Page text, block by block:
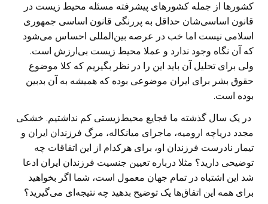
کشورها از جمله کشورهای پیشرفته مسئله محیط زیست در
قانون اساسی‌شان حداقل به پررنگی قانون اساسی جمهوری
اسلامی نیست اما خب در عرصه بین‌المللی احساس می‌شود
که آن نگاه وجود ندارد و عملا محیط زیست بی‌ارزش است.
ولی برای تحلیل آن باید این را در نظر بگیریم که کلا موضوع
حقوق بشر برای ایران موضوعی بوده که همیشه به آن بدبین
بوده است.
‌ در یک سال گذشته ما فجایع محیط‌زیستی کم نداشتیم. خشکی
مجدد دریاچه ارومیه، ماجرای میانکاله، مرگ فرزندان ایران و
تیمار نادرست فرزندان او، برای هرکدام از این اتفاقات چه
توضیحی دارید؟‌ مثلا درباره تعیین جنسیت فرزندان ایران ادعا
شد این اشتباه در تمام جهان معمول است، شما اگر بخواهید
برای همه این اتفاق‌ها یک توضیح بدهید چه نتیجه‌ای می‌گیرید؟